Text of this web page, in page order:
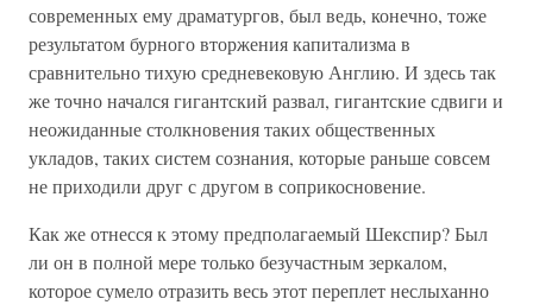
современных ему драматургов, был ведь, конечно, тоже
результатом бурного вторжения капитализма в
сравнительно тихую средневековую Англию. И здесь так
же точно начался гигантский развал, гигантские сдвиги и
неожиданные столкновения таких общественных
укладов, таких систем сознания, которые раньше совсем
не приходили друг с другом в соприкосновение.
Как же отнесся к этому предполагаемый Шекспир? Был
ли он в полной мере только безучастным зеркалом,
которое сумело отразить весь этот переплет неслыханно